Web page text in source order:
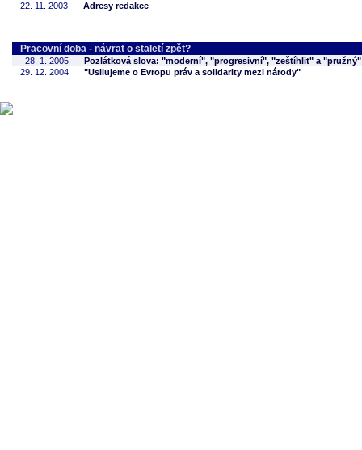
22. 11. 2003
Adresy redakce
Pracovní doba - návrat o staletí zpět?
28. 1. 2005
Pozlátková slova: "moderní", "progresivní", "zeštíhlit" a "pružný"
29. 12. 2004
"Usilujeme o Evropu práv a solidarity mezi národy"